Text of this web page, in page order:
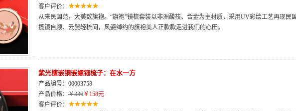
客户评价：
从来民国范，大美数旗袍。“旗袍”镜梳套装以非洲酸枝、合金为主材质，采用UV彩绘工艺再现民
揽镜自顾、云鬓轻梳间，风姿绰约的旗袍美人正款款走进我们的心田。
紫光檀嵌铜嵌螺钿梳子：在水一方
产品编号：00003758
产品价格： ￥336￥158元
客户评价：